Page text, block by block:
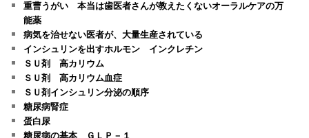
重曹うがい 本当は歯医者さんが教えたくないオーラルケアの万
能薬
病気を治せない医者が、大量生産されている
インシュリンを出すホルモン インクレチン
ＳＵ剤 高カリウム
ＳＵ剤 高カリウム血症
ＳＵ剤インシュリン分泌の順序
糖尿病腎症
蛋白尿
糖尿病の基本 ＧＬＰ－１